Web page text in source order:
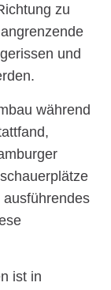
zu
und
während
ist in